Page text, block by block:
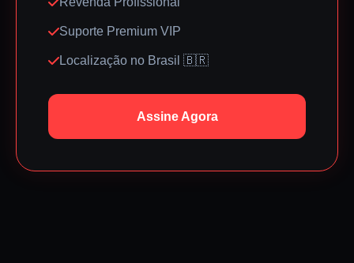
Suporte Premium VIP
Localização no Brasil 🇧🇷
Assine Agora